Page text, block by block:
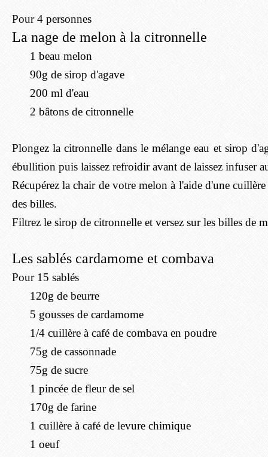
Pour 4 personnes
La nage de melon à la citronnelle
1 beau melon
90g de sirop d'agave
200 ml d'eau
2 bâtons de citronnelle
Plongez la citronnelle dans le mélange eau et sirop
ébullition puis laissez refroidir avant de laissez infuser
Récupérez la chair de votre melon à l'aide d'une
des billes.
Filtrez le sirop de citronnelle et versez sur les billes de
Les sablés cardamome et combava
Pour 15 sablés
120g de beurre
5 gousses de cardamome
1/4 cuillère à café de combava en poudre
75g de cassonnade
75g de sucre
1 pincée de fleur de sel
170g de farine
1 cuillère à café de levure chimique
1 oeuf